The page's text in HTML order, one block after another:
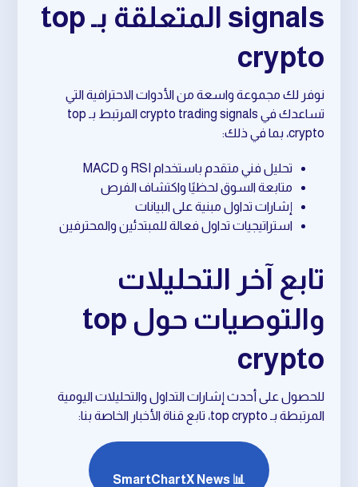
signals المتعلقة بـ top
crypto
نوفر لك مجموعة واسعة من الأدوات الاحترافية التي
تساعدك في crypto trading signals المرتبط بـ top
crypto، بما في ذلك:
تحليل فني متقدم باستخدام RSI و MACD
متابعة السوق لحظيًا واكتشاف الفرص
إشارات تداول مبنية على البيانات
استراتيجيات تداول فعالة للمبتدئين والمحترفين
تابع آخر التحليلات
والتوصيات حول top
crypto
للحصول على أحدث إشارات التداول والتحليلات اليومية
المرتبطة بـ top crypto، تابع قناة الأخبار الخاصة بنا:
📊 SmartChartX News